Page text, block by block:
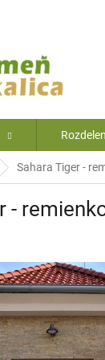
Sahara Tiger -
-